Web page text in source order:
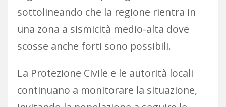
sottolineando che la regione rientra in
una zona a sismicità medio-alta dove
scosse anche forti sono possibili.
La Protezione Civile e le autorità locali
continuano a monitorare la situazione,